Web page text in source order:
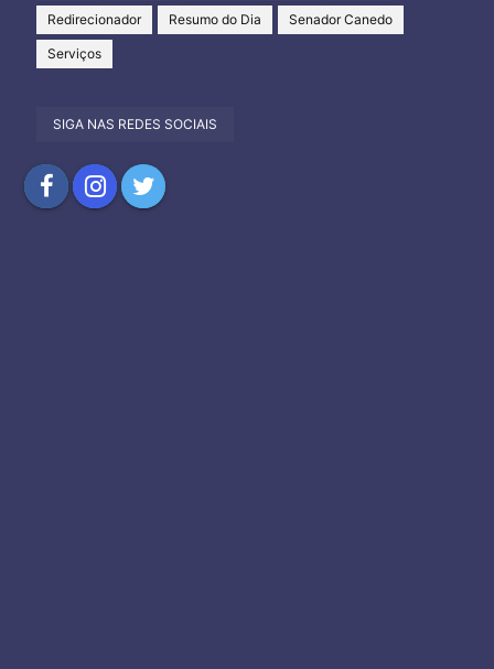
Redirecionador Resumo do Dia Senador Canedo
Serviços
SIGA NAS REDES SOCIAIS